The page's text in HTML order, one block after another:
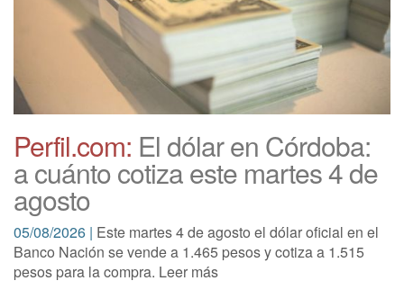
Perfil.com: El dólar en Córdoba:
a cuánto cotiza este martes 4 de
agosto
05/08/2026 | Este martes 4 de agosto el dólar oficial en el
Banco Nación se vende a 1.465 pesos y cotiza a 1.515
pesos para la compra. Leer más